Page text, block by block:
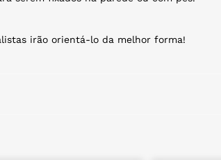
irão orientá-lo da melhor forma!